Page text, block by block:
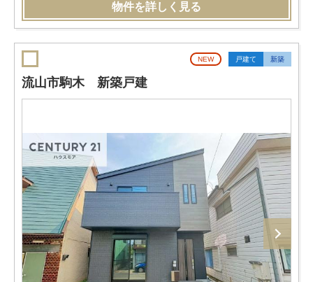
物件を詳しく見る
NEW 戸建て 新築
流山市駒木 新築戸建